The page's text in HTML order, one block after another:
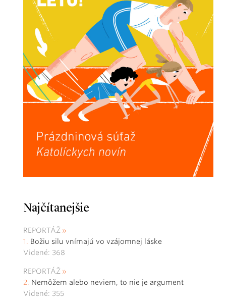
Najčítanejšie
REPORTÁŽ
Božiu silu vnímajú vo vzájomnej láske
Videné: 368
REPORTÁŽ
Nemôžem alebo neviem, to nie je argument
Videné: 355